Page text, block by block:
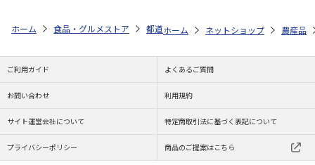
ホーム 食品・グルメストア 都道府県から探す 高知県 夏小夏
ホーム ネットショップ 農産品
ご利用ガイド よくあるご質問
お問い合わせ 利用規約
サイト運営会社について 特定商取引法に基づく表記について
プライバシーポリシー 商品のご提案はこちら